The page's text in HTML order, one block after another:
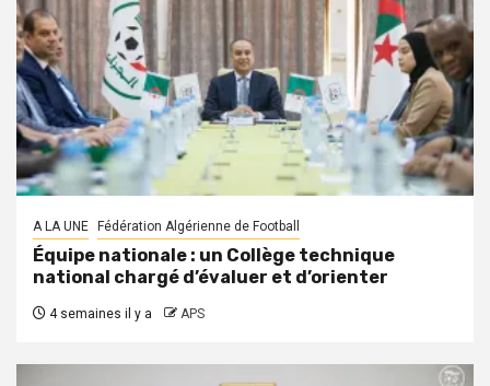
A LA UNE Fédération Algérienne de Football
Équipe nationale : un Collège technique
national chargé d’évaluer et d’orienter
4 semaines il y a APS